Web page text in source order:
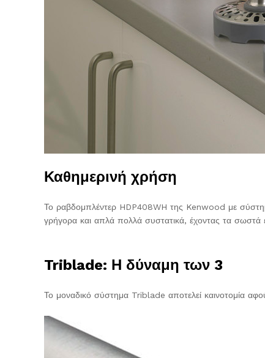
Καθημερινή χρήση
Το ραβδομπλέντερ HDP408WH της Kenwood με
γρήγορα και απλά πολλά συστατικά, έχοντας τα σωστά
Triblade: Η δύναμη των 3
Το μοναδικό σύστημα Triblade αποτελεί καινοτομία